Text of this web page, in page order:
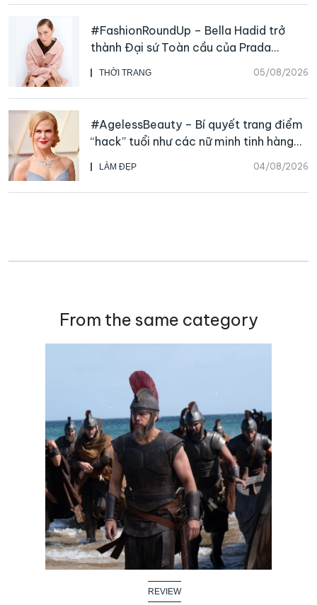
THỜI TRANG 05/08/2026
#FashionRoundUp – Bella Hadid trở
thành Đại sứ Toàn cầu của Prada
Beauty, CHANEL mua lại Charvet
LÀM ĐẸP 04/08/2026
#AgelessBeauty – Bí quyết trang điểm
“hack” tuổi như các nữ minh tinh hàng
đầu
From the same category
REVIEW